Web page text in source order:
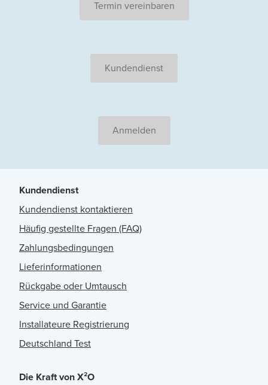
Termin vereinbaren
Kundendienst
Anmelden
Kundendienst
Kundendienst kontaktieren
Häufig gestellte Fragen (FAQ)
Zahlungsbedingungen
Lieferinformationen
Rückgabe oder Umtausch
Service und Garantie
Installateure Registrierung
Deutschland Test
Die Kraft von X²O